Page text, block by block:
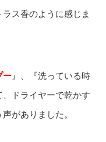
ス香のように感じま
ー 』、『洗っている時
ドライヤーで乾かす
がありました。